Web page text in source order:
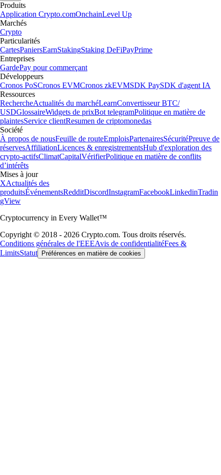
Produits
Application Crypto.comOnchainLevel Up
Marchés
Crypto
Particularités
CartesPaniersEarnStakingStaking DeFiPayPrime
Entreprises
GardePay pour commerçant
Développeurs
Cronos PoSCronos EVMCronos zkEVMSDK PaySDK d'agent IA
Ressources
RechercheActualités du marchéLearnConvertisseur BTC/
USDGlossaireWidgets de prixBot telegramPolitique en matière de
plaintesService clientResumen de criptomonedas
Société
À propos de nousFeuille de routeEmploisPartenairesSécuritéPreuve de
réservesAffiliationLicences & enregistrementsHub d'exploration des
crypto-actifsClimatCapitalVérifierPolitique en matière de conflits
d’intérêts
Mises à jour
XActualités des
produitsÉvénementsRedditDiscordInstagramFacebookLinkedinTradin
gView
Cryptocurrency in Every Wallet™
Copyright © 2018 - 2026 Crypto.com. Tous droits réservés.
Conditions générales de l'EEEAvis de confidentialitéFees &
LimitsStatut Préférences en matière de cookies